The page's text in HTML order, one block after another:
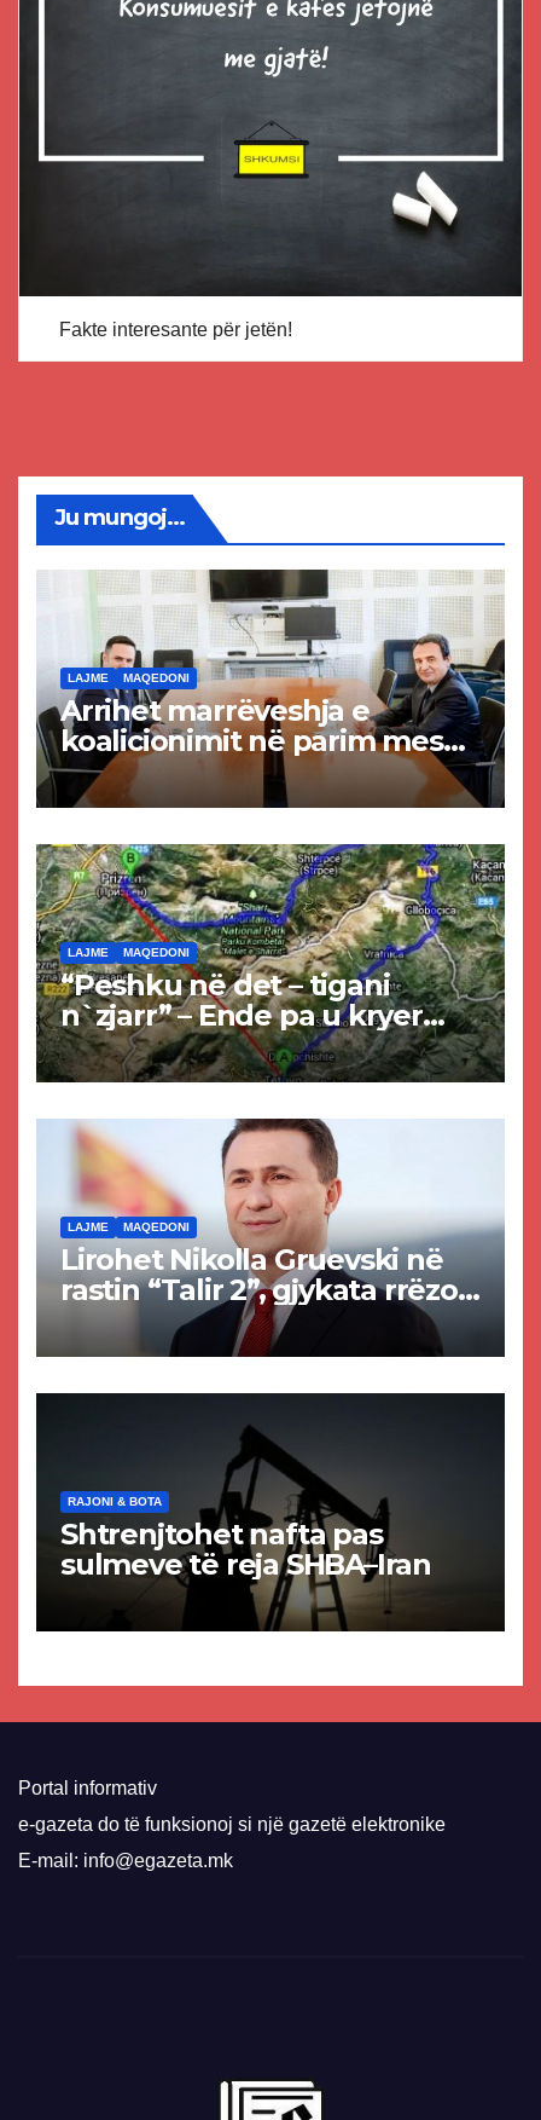
Fakte interesante për jetën!
Ju mungoj...
LAJME MAQEDONI
Arrihet marrëveshja e
koalicionimit në parim mes
Kurtit dhe Abdixhikut
LAJME MAQEDONI
“Peshku në det – tigani
n`zjarr” – Ende pa u kryer
projekti i tunelit, komuna e
Tetovës nis punimet për
LAJME MAQEDONI
Lirohet Nikolla Gruevski në
rastin “Talir 2”, gjykata rrëzon
akuzat për ndërtimin e
paligjshëm të selisë së
RAJONI & BOTA
Shtrenjtohet nafta pas
sulmeve të reja SHBA–Iran
Portal informativ
e-gazeta do të funksionoj si një gazetë elektronike
E-mail: info@egazeta.mk